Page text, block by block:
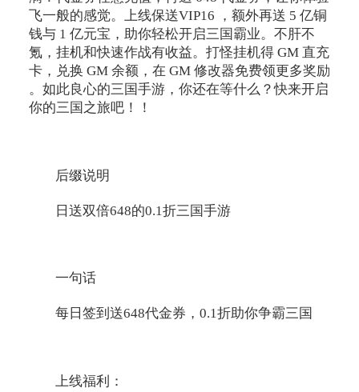
飞一般的感觉。上线保送VIP16 ，额外再送 5 亿铜
钱与 1 亿元宝，助你轻松开启三国霸业。不肝不
氪，挂机和快速作战有收益。打怪挂机得 GM 直充
卡，兑换 GM 余额，在 GM 修改器免费领更多奖励
。如此良心的三国手游，你还在等什么？快来开启
你的三国之旅吧！！
后缀说明
日送双倍648的0.1折三国手游
一句话
每日签到送648代金券，0.1折助你争霸三国
上线福利：